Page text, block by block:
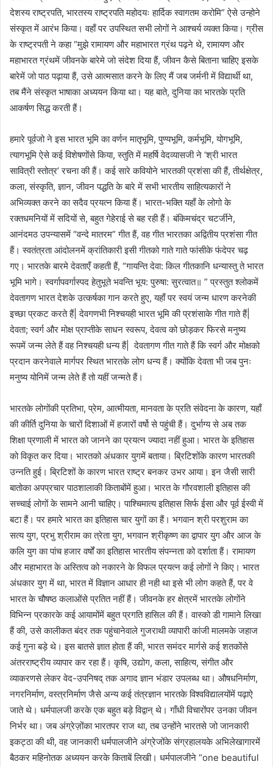
देशस्य राष्ट्रपति, भारतस्य राष्ट्रपति महोदयः हार्दिक स्वागतम करोमि” ऐसे उन्होने
संस्कृत में आरंभ किया। वहाँ पर उपस्थित सभी लोगों ने आश्चर्य व्यक्त किया। ग्रीस
के राष्ट्रपती ने कहा “मुझे रामायण और महाभारत ग्रंथ पढ़ने थे, रामायण और
महाभारत ग्रंथमें जीवनके बारेमे जो संदेश दिया हैं, जीवन कैसे बिताना चाहिए इसके
बारेमें जो पाठ पढ़ाया हैं, उसे आत्मसात करने के लिए मैं जब जर्मनी में विद्यार्थी था,
तब मैंने संस्कृत भाषाका अध्ययन किया था। यह बाते, दुनिया का भारतके प्रति
आकर्षण सिद्ध करती हैं।
हमारे पूर्वजो ने इस भारत भूमि का वर्णन मातृभूमि, पुण्यभूमि, कर्मभूमि, योगभूमि,
त्यागभूमि ऐसे कई विशेषणोंसे किया, स्तुति में महर्षि वेदव्यासजी ने ‘श्री भारत
सावित्री स्तोत्र’ रचना की हैं। कई सारे कवियोने भारतकी प्रशंसा की हैं, तीर्थक्षेत्र,
कला, संस्कृति, ज्ञान, जीवन पद्धति के बारे में सभी भारतीय साहित्यकारों ने
अभिव्यक्त करने का सदैव प्रयत्न किया हैं। भारत-भक्ति यहाँ के लोगो के
रक्तधमनियों में सदियों से, बहुत गेहेराई से बह रही हैं। बंकिमचंद्र चटर्जीने,
आनंदमठ उपन्यासमें “वन्दे मातरम” गीत हैं, वह गीत भारतका अद्वितीय प्रशंसा गीत
हैं। स्वतंत्रता आंदोलनमें क्रांतिकारी इसी गीतको गाते गाते फांसीके फंदेपर चढ़
गए। भारतके बारमे देवताएँ कहती हैं, “गायन्ति देवा: किल गीतकानि धन्यास्तु ते भारत
भूमि भागे। स्वर्गापवर्गास्पद हेतुभूते भवन्ति भूय: पुरुषा: सुरत्वात॥ ” प्रस्तुत श्लोकमें
देवतागण भारत देशके उत्कर्षका गान करते हुए, यहाँ पर स्वयं जन्म धारण करनेकी
इच्छा प्रकट करते हैं| देवगणभी निश्चयही भारत भूमि की प्रशंसाके गीत गाते हैं|
देवता; स्वर्ग और मोक्ष प्राप्तीके साधन स्वरूप, देवत्व को छोड़कर फिरसे मनुष्य
रूपमें जन्म लेते हैं वह निश्चयही धन्य हैं| देवतागण गीत गाते हैं कि स्वर्ग और मोक्षको
प्रदान करनेवाले मार्गपर स्थित भारतके लोग धन्य हैं। क्योंकि देवता भी जब पुनः
मनुष्य योनिमें जन्म लेते हैं तो यहीं जन्मते हैं।
भारतके लोगोंकी प्रतिभा, प्रेम, आत्मीयता, मानवता के प्रति संवेदना के कारण, यहाँ
की कीर्ति दुनिया के चारों दिशाओं में हजारों वर्षो से पहुंची हैं। दुर्भाग्य से अब तक
शिक्षा प्रणाली में भारत को जानने का प्रयत्न ज्यादा नहीं हुआ। भारत के इतिहास
को विकृत कर दिया। भारतको अंधकार युगमें बताया। ब्रिटिशोंके कारण भारतकी
उन्नति हुई। ब्रिटिशों के कारण भारत राष्ट्र बनकर उभर आया। इन जैसी सारी
बातोका अपप्रचार पाठशालाकी किताबोंमें हुआ। भारत के गौरवशाली इतिहास की
सच्चाई लोगों के सामने आनी चाहिए। पाश्चिमात्य इतिहास सिर्फ ईसा और पूर्व ईस्वी में
बटा हैं। पर हमारे भारत का इतिहास चार युगों का हैं। भगवान श्री परशुराम का
सत्य युग, प्रभु श्रीराम का त्रेता युग, भगवान श्रीकृष्ण का द्वापार युग और आज के
कलि युग का पांच हजार वर्षों का इतिहास भारतीय संपन्नता को दर्शाता हैं। रामायण
और महाभारत के अस्तित्व को नकारने के विफल प्रयत्न कई लोगों ने किए। भारत
अंधकार युग में था, भारत में विज्ञान आधार ही नही था इसे भी लोग कहते हैं, पर वे
भारत के चौषष्ठ कलाओंसे प्रतित नहीं हैं। जीवनके हर क्षेत्रमें भारतके लोगोंने
विभिन्न प्रकारके कई आयामोंमें बहुत प्रगति हासिल की हैं। वास्को डी गामाने लिखा
हैं की, उसे कालीकत बंदर तक पहुंचानेवाले गुजराथी व्यापारी कांजी मालमके जहाज
कई गुना बड़े थे। इस बातसे ज्ञात होता हैं की, भारत समंदर मार्गसे कई शतकोंसे
अंतरराष्ट्रीय व्यापार कर रहा हैं। कृषि, उद्योग, कला, साहित्य, संगीत और
व्याकरणसे लेकर वेद-उपनिषद् तक अगाद ज्ञान भंडार उपलब्ध था। औषधनिर्माण,
नगरनिर्माण, वस्त्रनिर्माण जैसे अन्य कई तंत्रज्ञान भारतके विश्वविद्यालयोंमें पढ़ाऐ
जाते थे। धर्मपालजी करके एक बहुत बड़े विद्वान् थे। गाँधी विचारोंपर उनका जीवन
निर्भर था। जब अंग्रेज़ोंका भारतपर राज था, तब उन्होंने भारतसे जो जानकारी
इकट्ठा की थी, वह जानकारी धर्मपालजीने अंग्रेजोंके संग्रहालयके अभिलेखागारमें
बैठकर महिनोतक अध्ययन करके किताबें लिखी। धर्मपालजीने “one beautiful